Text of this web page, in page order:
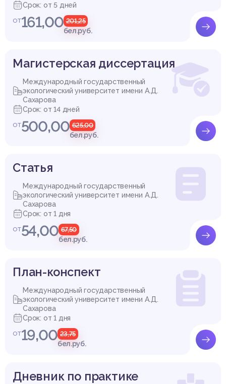
Срок: от 5 дней
от161,00 201,25
бел.руб.
Магистерская диссертация
Международный государственный
экологический университет имени А.Д.
Сахарова
Срок: от 14 дней
от500,00 625,00
бел.руб.
Cтатья
Международный государственный
экологический университет имени А.Д.
Сахарова
Срок: от 1 дня
от54,00 67,50
бел.руб.
План-конспект
Международный государственный
экологический университет имени А.Д.
Сахарова
Срок: от 1 дня
от19,00 23,75
бел.руб.
Дневник по практике